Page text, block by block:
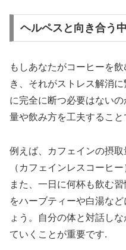
ヘルペスと向き合う
もしあなたがコーヒーを
き、それがストレス解消
に完全に断つ必要はないの
量や飲み方を工夫すること
例えば、カフェインの摂
（カフェインレスコーヒ
また、一日に何杯も飲む
をハーブティーや白湯な
ょう。自分の体と対話し
ていくことが重要です.